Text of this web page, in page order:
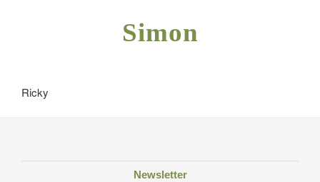
Simon
Ricky
Newsletter